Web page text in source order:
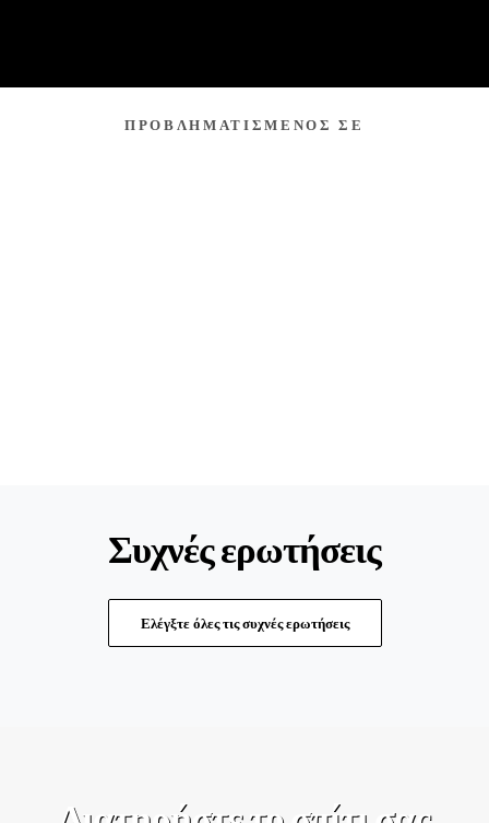
ΠΡΟΒΛΗΜΑΤΙΣΜΕΝΟΣ ΣΕ
Συχνές ερωτήσεις
Ελέγξτε όλες τις συχνές ερωτήσεις